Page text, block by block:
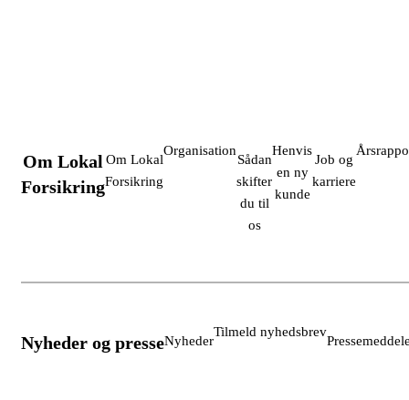
Om Lokal
Forsikring
Om Lokal
Forsikring
Organisation
Sådan
skifter
du til
os
Henvis
en ny
kunde
Job og
karriere
Nyheder og presseNyheder
Tilmeld nyhedsbrev